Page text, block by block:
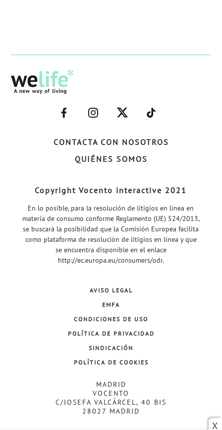
X
CONTACTA CON NOSOTROS
QUIÉNES SOMOS
–
FACEBOOK–
–
INSTAGRAM–
–
TWITTER–
–
WELIFE–
Copyright Vocento interactive 2021
En lo posible, para la resolución de litigios en línea en
materia de consumo conforme Reglamento (UE) 524/2013,
se buscará la posibilidad que la Comisión Europea facilita
como plataforma de resolución de litigios en línea y que
se encuentra disponible en el enlace
http://ec.europa.eu/consumers/odr.
AVISO LEGAL
EMFA
CONDICIONES DE USO
POLÍTICA DE PRIVACIDAD
SINDICACIÓN
POLÍTICA DE COOKIES
MADRID
VOCENTO
C/JOSEFA VALCÁRCEL, 40 BIS
28027 MADRID